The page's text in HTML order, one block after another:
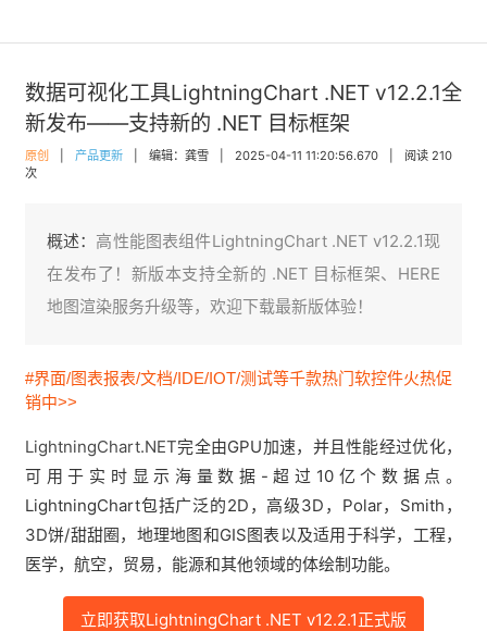
数据可视化工具LightningChart .NET v12.2.1全
新发布——支持新的 .NET 目标框架
原创 产品更新 编辑：龚雪 2025-04-11 11:20:56.670
阅读 210
次
概述： 高性能图表组件LightningChart .NET v12.2.1现
在发布了！新版本支持全新的 .NET 目标框架、HERE
地图渲染服务升级等，欢迎下载最新版体验！
#界面/图表报表/文档/IDE/IOT/测试等千款热门软控件火热促
销中>>
LightningChart.NET完全由GPU加速，并且性能经过优化，
可用于实时显示海量数据-超过10亿个数据点。
LightningChart包括广泛的2D，高级3D，Polar，Smith，
3D饼/甜甜圈，地理地图和GIS图表以及适用于科学，工程，
医学，航空，贸易，能源和其他领域的体绘制功能。
立即获取LightningChart .NET v12.2.1正式版